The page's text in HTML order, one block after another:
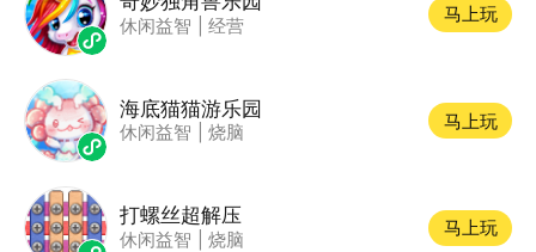
休闲益智 经营
马上玩
海底猫猫游乐园
休闲益智 烧脑
马上玩
打螺丝超解压
休闲益智 烧脑
马上玩